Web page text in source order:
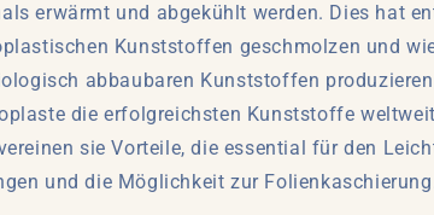
erwärmt und abgekühlt werden. Dies hat
Kunststoffen geschmolzen und
abbaubaren Kunststoffen
die erfolgreichsten Kunststoffe
sie Vorteile, die essential für den
und die Möglichkeit zur